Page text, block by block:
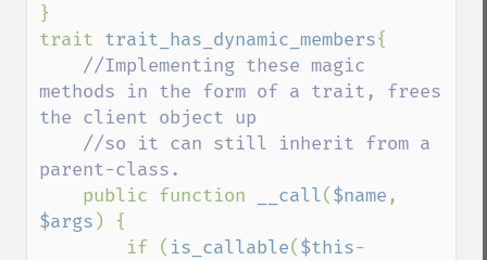
}
trait trait_has_dynamic_members{
//Implementing these magic
methods in the form of a trait, frees
the client object up
parent-class.
public function
__call($name
$args ) {
        if (
is_callable($this-